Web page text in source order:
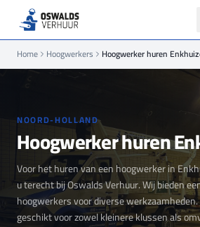
Home Hoogwerkers Hoogwerker huren
NOORD-HOLLAND
Hoogwerker huren
Voor het huren van een hoogwerker in
u terecht bij Oswalds Verhuur. Wij bieden
hoogwerkers voor diverse
geschikt voor zowel kleinere klussen als